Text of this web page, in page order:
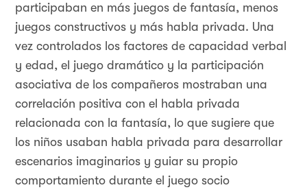
participaban en más juegos de fantasía, menos
juegos constructivos y más habla privada. Una
vez controlados los factores de capacidad verbal
y edad, el juego dramático y la participación
asociativa de los compañeros mostraban una
correlación positiva con el habla privada
relacionada con la fantasía, lo que sugiere que
los niños usaban habla privada para desarrollar
escenarios imaginarios y guiar su propio
comportamiento durante el juego socio